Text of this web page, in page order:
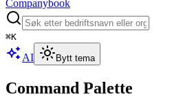
Companybook
⌘K
AI Bytt tema
Command Palette